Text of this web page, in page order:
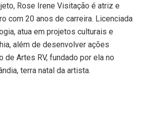
Rose Irene Visitação é atriz e
com 20 anos de carreira. Licenciada
atua em projetos culturais e
além de desenvolver ações
de Artes RV, fundado por ela no
terra natal da artista.